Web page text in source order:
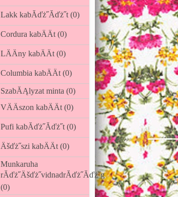
Lakk kabĂďż˝Ăďż˝t (0)
Cordura kabÄÄt (0)
LÄÄny kabÄÄt (0)
Columbia kabÄÄt (0)
SzabĂĄlyzat minta (0)
VÄÄszon kabÄÄt (0)
Pufi kabĂďż˝Ăďż˝t (0)
Äšďż˝szi kabÄÄt (0)
Munkaruha
rĂďż˝Äšďż˝vidnadrĂďż˝Ăďż˝g
(0)